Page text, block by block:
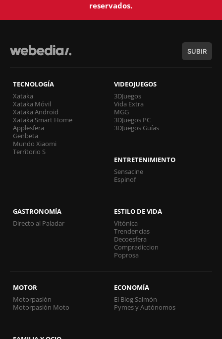
reservados.
SUBIR
TECNOLOGÍA
Xataka
Xataka Móvil
Xataka Android
Xataka Smart Home
Applesfera
Genbeta
Mundo Xiaomi
Territorio S
VIDEOJUEGOS
3DJuegos
Vida Extra
MGG
3DJuegos PC
3DJuegos Guías
ENTRETENIMIENTO
Sensacine
Espinof
GASTRONOMÍA
Directo al Paladar
ESTILO DE VIDA
Vitónica
Trendencias
Decoesfera
Compradiccion
Poprosa
MOTOR
Motorpasión
Motorpasión Moto
ECONOMÍA
El Blog Salmón
Pymes y Autónomos